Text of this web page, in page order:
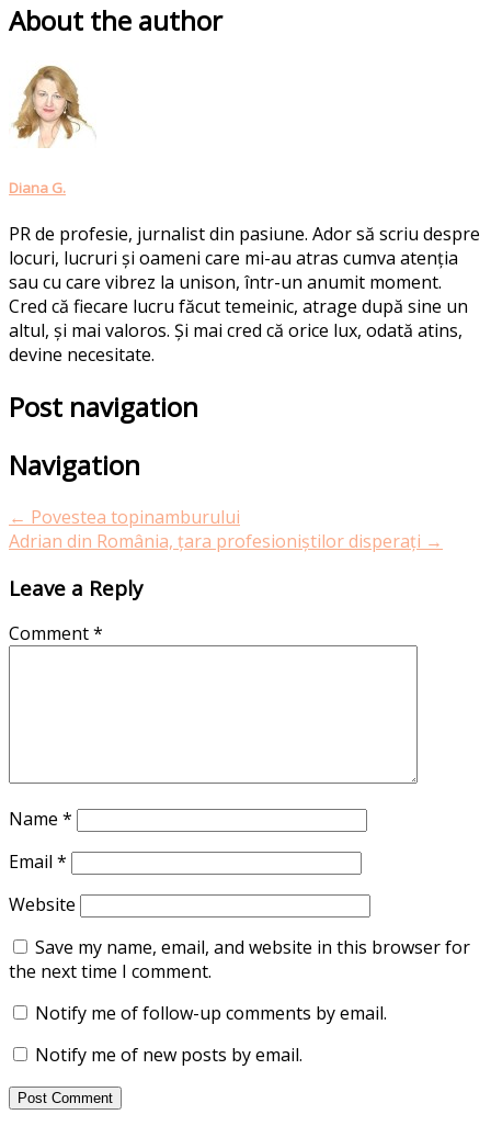
About the author
Diana G.
PR de profesie, jurnalist din pasiune. Ador să scriu despre
locuri, lucruri și oameni care mi-au atras cumva atenția
sau cu care vibrez la unison, într-un anumit moment.
Cred că fiecare lucru făcut temeinic, atrage după sine un
altul, și mai valoros. Și mai cred că orice lux, odată atins,
devine necesitate.
Post navigation
Navigation
← Povestea topinamburului
Adrian din România, țara profesioniștilor disperați →
Leave a Reply
Comment*
Name *
Email *
Website
Save my name, email, and website in this browser for
the next time I comment.
Notify me of follow-up comments by email.
Notify me of new posts by email.